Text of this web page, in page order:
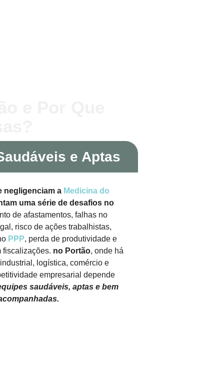
e Aptas
negligenciam a Medicina do
uma série de desafios no
de afastamentos, falhas no
risco de ações trabalhistas,
PPP, perda de produtividade e
fiscalizações. no Portão, onde há
logística, comércio e
empresarial depende
saudáveis, aptas e bem